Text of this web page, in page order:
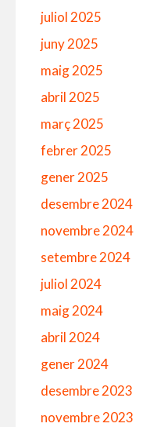
juliol 2025
juny 2025
maig 2025
abril 2025
març 2025
febrer 2025
gener 2025
desembre 2024
novembre 2024
setembre 2024
juliol 2024
maig 2024
abril 2024
gener 2024
desembre 2023
novembre 2023